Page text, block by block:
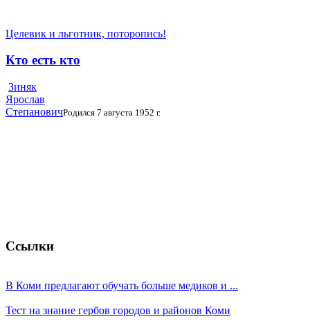
Целевик и льготник, поторопись!
Кто есть кто
Зиняк
Ярослав
СтепановичРодился 7 августа 1952 г.
Ссылки
В Коми предлагают обучать больше медиков и ...
Тест на знание гербов городов и районов Коми